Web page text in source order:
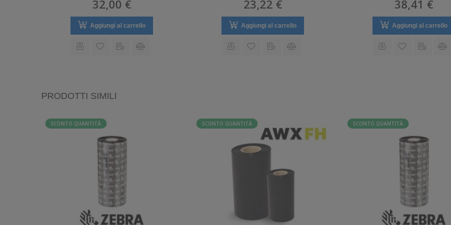
32,00 €
Aggiungi al carrello
23,22 €
Aggiungi al carrello
38,41 €
Aggiungi al carrello
PRODOTTI SIMILI
SCONTO QUANTITÀ SCONTO QUANTITÀ SCONTO QUANTITÀ